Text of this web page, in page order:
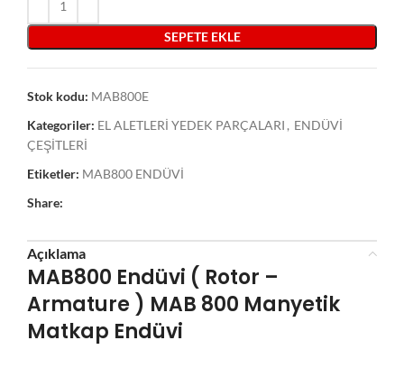
SEPETE EKLE
Stok kodu: MAB800E
Kategoriler: EL ALETLERİ YEDEK PARÇALARI , ENDÜVİ
ÇEŞİTLERİ
Etiketler: MAB800 ENDÜVİ
Share:
Açıklama
MAB800 Endüvi ( Rotor –
Armature ) MAB 800 Manyetik
Matkap Endüvi